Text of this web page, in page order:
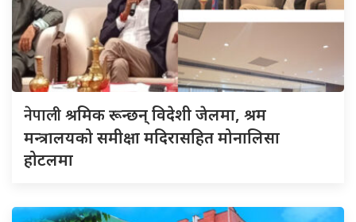
नेपालीश्रमिक रून्छन् विदेशी जेलमा, श्रम
मन्त्रालयको समीक्षा मदिरासहित मोनालिसा
होटलमा